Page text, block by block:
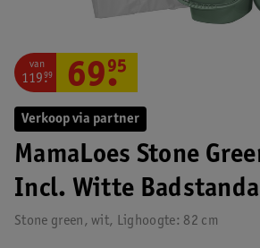
Verkoop via partner
MamaLoes Stone
Incl. Witte
Stone green, wit, Lighoogte: 82 cm
van
119.
99 69.
95